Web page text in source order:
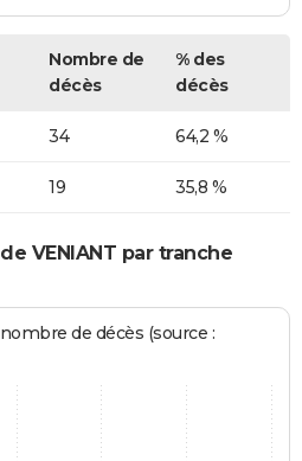
Nombre de
décès
% des
décès
34 64,2 %
19 35,8 %
VENIANT par tranche
de décès (source :